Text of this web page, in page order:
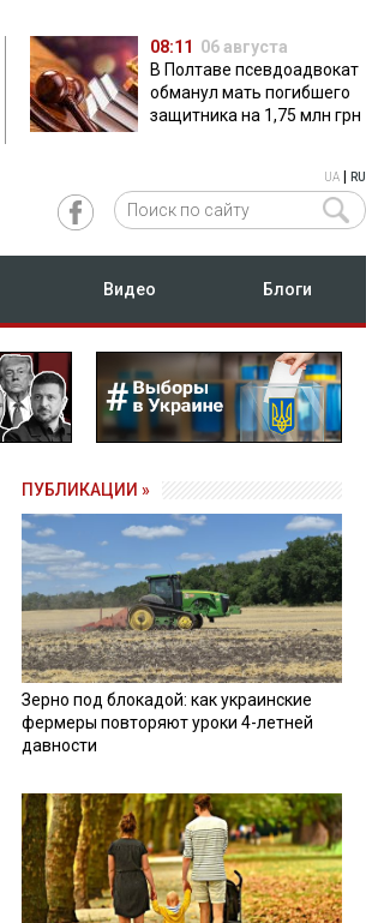
08:11 06 августа
В Полтаве псевдоадвокат
обманул мать погибшего
защитника на 1,75 млн грн
UA RU
Видео Блоги
ПУБЛИКАЦИИ »
Зерно под блокадой: как украинские
фермеры повторяют уроки 4-летней
давности